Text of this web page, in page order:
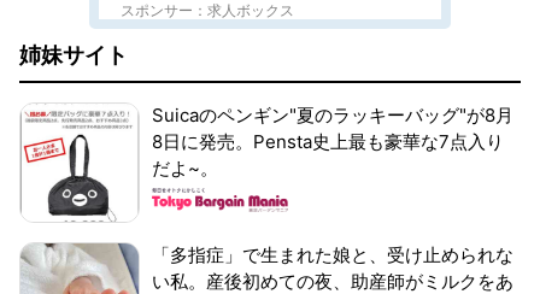
スポンサー：求人ボックス
姉妹サイト
Suicaのペンギン"夏のラッキーバッグ"が8月
8日に発売。Pensta史上最も豪華な7点入り
だよ~。
「多指症」で生まれた娘と、受け止められな
い私。産後初めての夜、助産師がミルクをあ